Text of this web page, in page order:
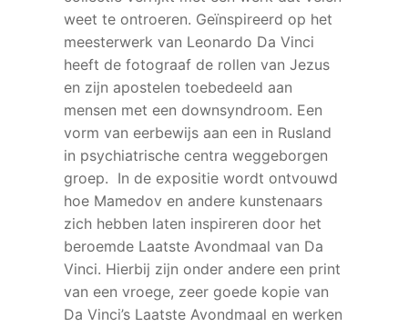
weet te ontroeren. Geïnspireerd op het
meesterwerk van Leonardo Da Vinci
heeft de fotograaf de rollen van Jezus
en zijn apostelen toebedeeld aan
mensen met een downsyndroom. Een
vorm van eerbewijs aan een in Rusland
in psychiatrische centra weggeborgen
groep. In de expositie wordt ontvouwd
hoe Mamedov en andere kunstenaars
zich hebben laten inspireren door het
beroemde Laatste Avondmaal van Da
Vinci. Hierbij zijn onder andere een print
van een vroege, zeer goede kopie van
Da Vinci’s Laatste Avondmaal en werken